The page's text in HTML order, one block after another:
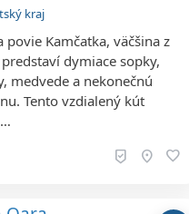
kraj
povie Kamčatka, väčšina z
dymiace sopky,
medvede a nekonečnú
Tento vzdialený kút
beenhere location_on favorite